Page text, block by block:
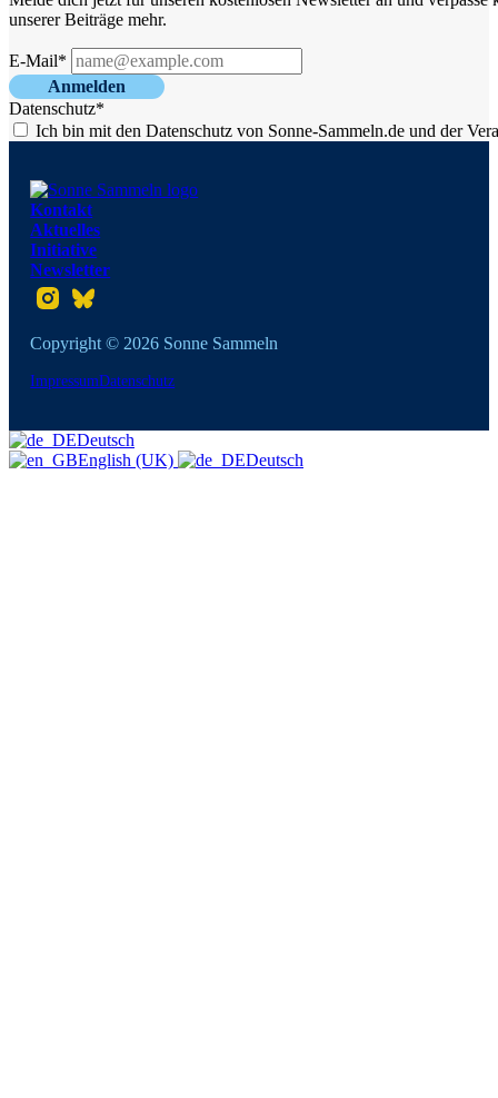
unserer Beiträge mehr.
E-Mail*
Anmelden
Datenschutz*
Ich bin mit den Datenschutz von Sonne-Sammeln.de und der
Kontakt
Aktuelles
Initiative
Newsletter
Folgt uns auf Instagram
Folgt uns auf Twitter
Copyright © 2026 Sonne Sammeln
ImpressumDatenschutz
Deutsch
English (UK)
Deutsch